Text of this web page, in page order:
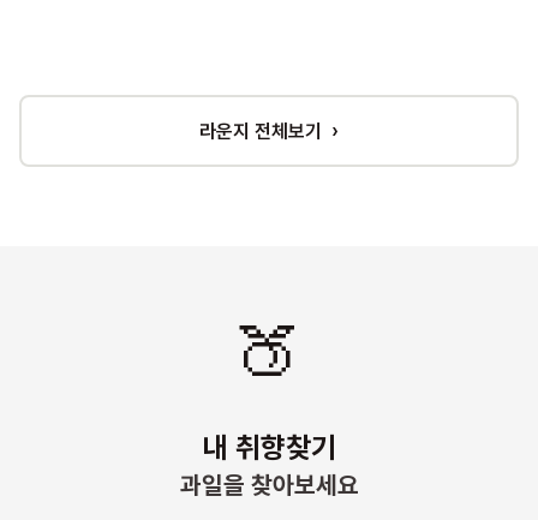
라운지 전체보기 ›
🍑
내 취향찾기
과일을 찾아보세요